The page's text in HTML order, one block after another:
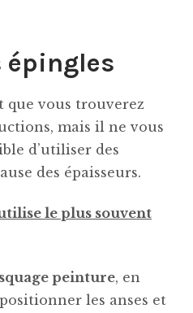
épingles
que vous trouverez
mais il ne vous
d’utiliser des
des épaisseurs.
le plus souvent
peinture, en
les anses et